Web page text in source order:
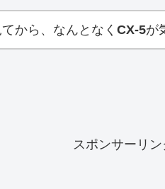
から、なんとなく CX-5が
スポンサーリン